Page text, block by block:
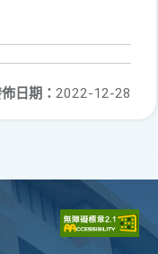
日期： 2022-12-28